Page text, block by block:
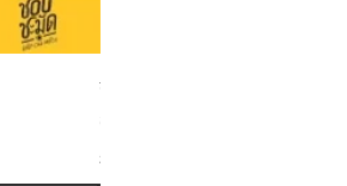
ชามเคลือบ Enamel Food grade ล
ภาษี รวม